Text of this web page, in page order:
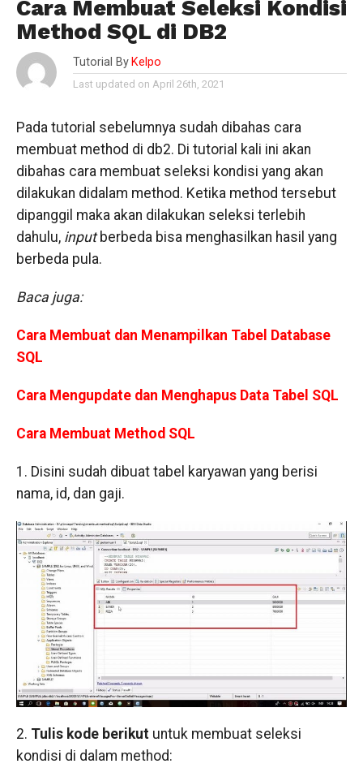
Cara Membuat Seleksi Kondisi
Method SQL di DB2
Tutorial By Kelpo
Last updated on April 26th, 2021
Pada tutorial sebelumnya sudah dibahas cara
membuat method di db2. Di tutorial kali ini akan
dibahas cara membuat seleksi kondisi yang akan
dilakukan didalam method. Ketika method tersebut
dipanggil maka akan dilakukan seleksi terlebih
dahulu, inputberbeda bisa menghasilkan hasil yang
berbeda pula.
Baca juga:
Cara Membuat dan Menampilkan Tabel Database
SQL
Cara Mengupdate dan Menghapus Data Tabel SQL
Cara Membuat Method SQL
1. Disini sudah dibuat tabel karyawan yang berisi
nama, id, dan gaji.
2. Tulis kode berikutuntuk membuat seleksi
kondisi di dalam method: